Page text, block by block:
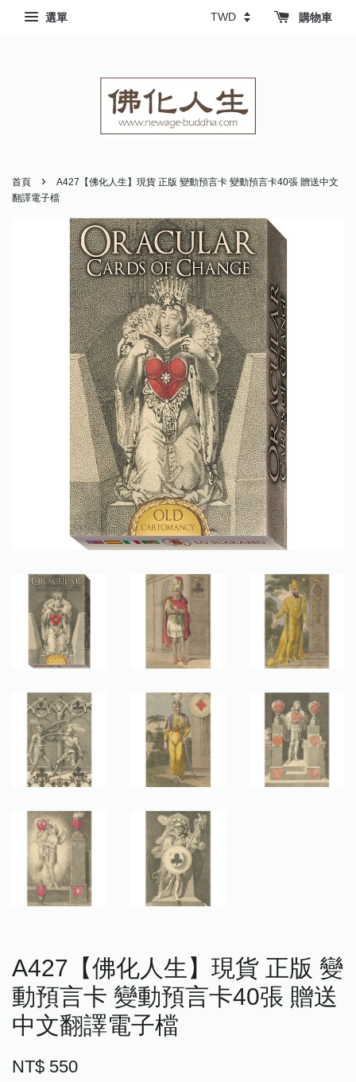
選單 購物車
首頁 ›
A427【佛化人生】現貨 正版 變動預言卡 變動預言卡40張 贈送中文
翻譯電子檔
A427【佛化人生】現貨 正版 變
動預言卡 變動預言卡40張 贈送
中文翻譯電子檔
NT$ 550